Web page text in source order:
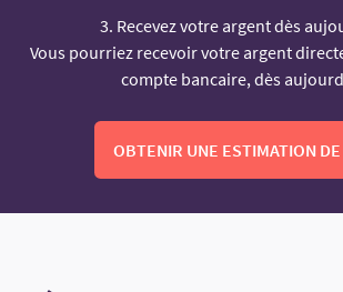
3. Recevez votre argent dès
Vous pourriez recevoir votre argent
compte bancaire, dès
OBTENIR UNE ESTIMATION